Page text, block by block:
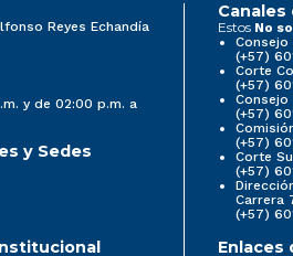
Reyes Echandía
y de 02:00 p.m. a
y Sedes
Estos No
(+57)
Corte
(+57)
Consejo
(+57)
(+57)
Corte
(+57)
Carrera
(+57)
Enlaces